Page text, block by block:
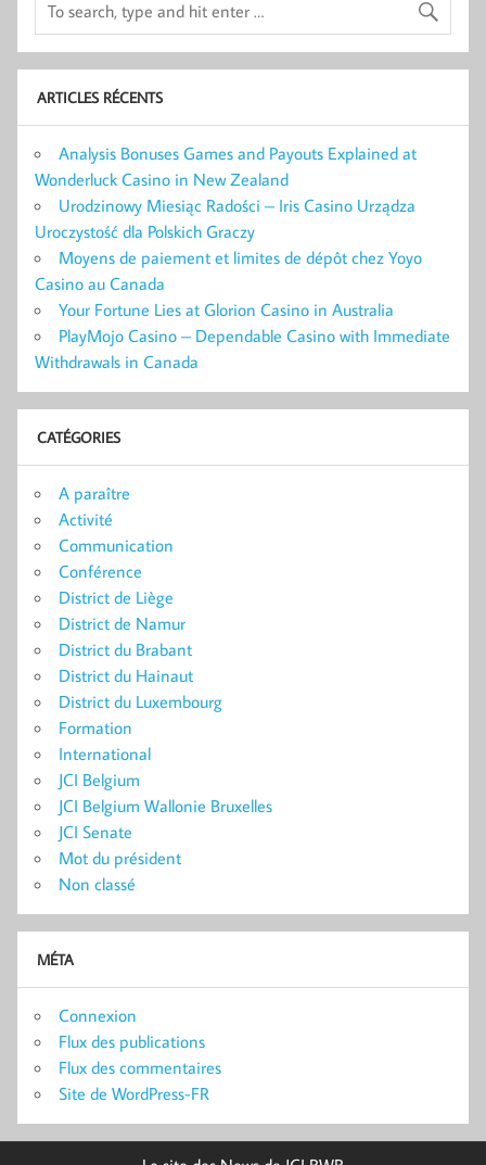
ARTICLES RÉCENTS
Analysis Bonuses Games and Payouts Explained at
Wonderluck Casino in New Zealand
Urodzinowy Miesiąc Radości – Iris Casino Urządza
Uroczystość dla Polskich Graczy
Moyens de paiement et limites de dépôt chez Yoyo
Casino au Canada
Your Fortune Lies at Glorion Casino in Australia
PlayMojo Casino – Dependable Casino with Immediate
Withdrawals in Canada
CATÉGORIES
A paraître
Activité
Communication
Conférence
District de Liège
District de Namur
District du Brabant
District du Hainaut
District du Luxembourg
Formation
International
JCI Belgium
JCI Belgium Wallonie Bruxelles
JCI Senate
Mot du président
Non classé
MÉTA
Connexion
Flux des publications
Flux des commentaires
Site de WordPress-FR